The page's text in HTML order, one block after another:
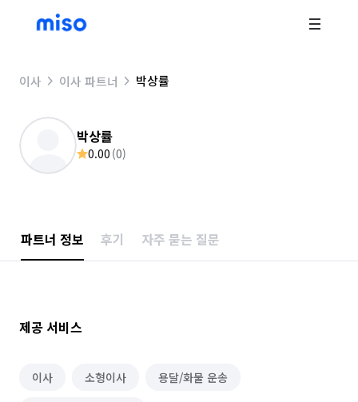
이사 이사 파트너 박상률
박상률
0.00 (0)
파트너 정보 후기 자주 묻는 질문
제공 서비스
이사 소형이사 용달/화물 운송